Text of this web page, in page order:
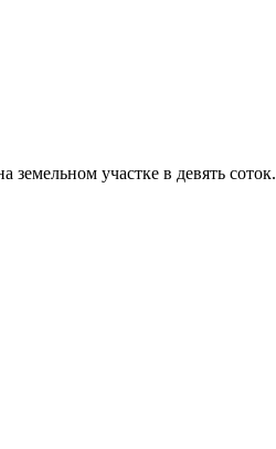
участке в девять соток.